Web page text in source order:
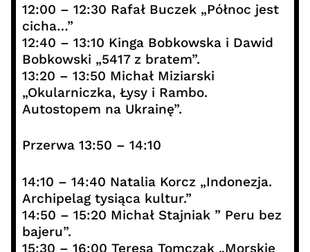
12:00 – 12:30 Rafał Buczek „Północ jest
cicha…”
12:40 – 13:10 Kinga Bobkowska i Dawid
Bobkowski „5417 z bratem”.
13:20 – 13:50 Michał Miziarski
„Okularniczka, Łysy i Rambo.
Autostopem na Ukrainę”.
Przerwa 13:50 – 14:10
14:10 – 14:40 Natalia Korcz „Indonezja.
Archipelag tysiąca kultur.”
14:50 – 15:20 Michał Stajniak ” Peru bez
bajeru”.
15:30 – 16:00 Teresa Tomczak „Morskie